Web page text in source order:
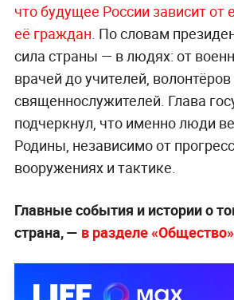
что будущее России зависит от
её граждан. По словам
сила страны — в людях: от
врачей до учителей, волонтёров
священнослужителей. Глава
подчеркнул, что именно люди
Родины, независимо от
вооружениях и тактике.
Главные события и истории о
страна, — в разделе